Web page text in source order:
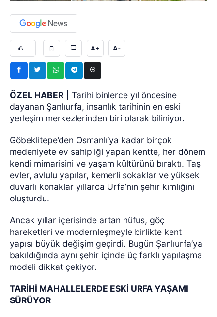
A+ A-
ÖZEL HABER
Tarihi binlerce yıl öncesine
dayanan Şanlıurfa, insanlık tarihinin en eski
yerleşim merkezlerinden biri olarak biliniyor.
Göbeklitepe’den Osmanlı’ya kadar birçok
medeniyete ev sahipliği yapan kentte, her dönem
kendi mimarisini ve yaşam kültürünü bıraktı. Taş
evler, avlulu yapılar, kemerli sokaklar ve yüksek
duvarlı konaklar yıllarca Urfa’nın şehir kimliğini
oluşturdu.
Ancak yıllar içerisinde artan nüfus, göç
hareketleri ve modernleşmeyle birlikte kent
yapısı büyük değişim geçirdi. Bugün Şanlıurfa’ya
bakıldığında aynı şehir içinde üç farklı yapılaşma
modeli dikkat çekiyor.
TARİHİ MAHALLELERDE ESKİ URFA YAŞAMI
SÜRÜYOR